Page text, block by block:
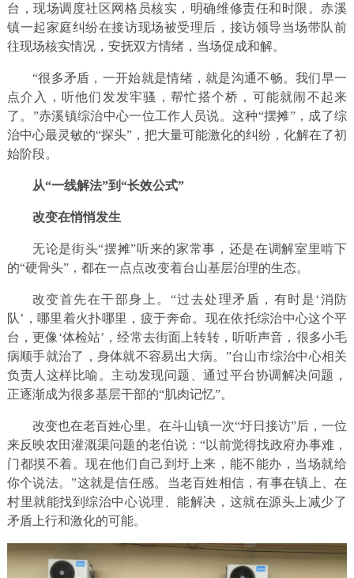
台，现场调度社区网格员核实，明确维修责任和时限。赤溪
镇一起家庭纠纷在接访现场被受理后，接访领导当场带队前
往现场核实情况，安抚双方情绪，当场促成和解。
“很多矛盾，一开始就是情绪，就是沟通不畅。我们早一
点介入，听他们发发牢骚，帮忙搭个桥，可能就闹不起来
了。”赤溪镇综治中心一位工作人员说。这种“摆摊”，成了综
治中心最灵敏的“探头”，把大量可能激化的纠纷，化解在了初
始阶段。
从“一线解法”到“长效公式”
改变在悄悄发生
无论是街头“摆摊”听来的家常事，还是在调解室里啃下
的“硬骨头”，都在一点点改变着台山基层治理的生态。
改变首先在干部身上。“过去处理矛盾，有时是‘消防
队’，哪里着火扑哪里，疲于奔命。现在依托综治中心这个平
台，更像‘体检站’，经常去街面上转转，听听声音，很多小毛
病顺手就治了，身体就不容易出大病。”台山市综治中心相关
负责人这样比喻。主动发现问题、通过平台协调解决问题，
正逐渐成为很多基层干部的“肌肉记忆”。
改变也在老百姓心里。在斗山镇一次“圩日接访”后，一位
来反映农田灌溉渠问题的老伯说：“以前觉得找政府办事难，
门都摸不着。现在他们自己到圩上来，能不能办，当场就给
你个说法。”这就是信任感。当老百姓相信，有事在镇上、在
村里就能找到综治中心说理、能解决，这就在源头上减少了
矛盾上行和激化的可能。